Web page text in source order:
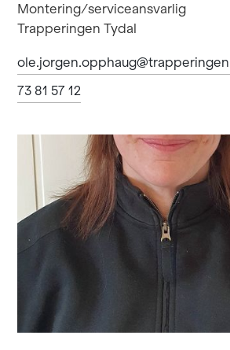
Montering/serviceansvarlig
Trapperingen Tydal
73 81 57 12